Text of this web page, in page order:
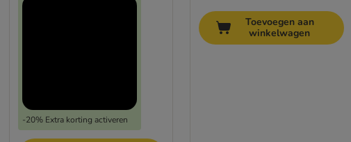
-20% Extra korting activeren
Toevoegen aan
winkelwagen